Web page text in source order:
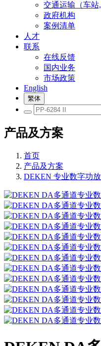
交通运输（车站,
政府机构
案例清单
人才
联系
在线反馈
国内业务
市场政策
English
繁体
产品及方案
首页
产品及方案
DEKEN 专业数字功放